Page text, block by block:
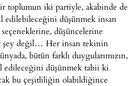
toplumun iki partiyle, akabinde de
edilebileceğini düşünmek insan
seçeneklerine, düşüncelerine
şey değil… Her insan tekinin
bütün farklı duygularımızın,
edileceğini düşünmek tabii ki
bu çeşitliliğin olabildiğince